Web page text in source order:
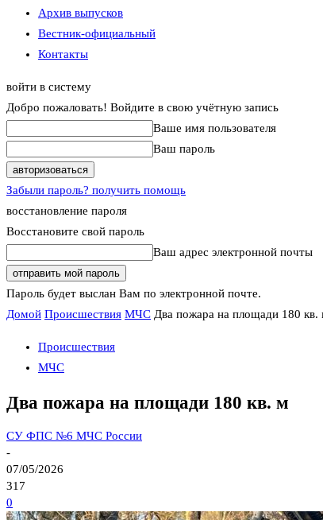
Архив выпусков
Вестник-официальный
Контакты
войти в систему
Добро пожаловать! Войдите в свою учётную запись
Ваше имя пользователя
Ваш пароль
Забыли пароль? получить помощь
восстановление пароля
Восстановите свой пароль
Ваш адрес электронной почты
Пароль будет выслан Вам по электронной почте.
Домой Происшествия МЧС Два пожара на площади 180 кв.
Происшествия
МЧС
Два пожара на площади 180 кв. м
СУ ФПС №6 МЧС России
-
07/05/2026
317
0